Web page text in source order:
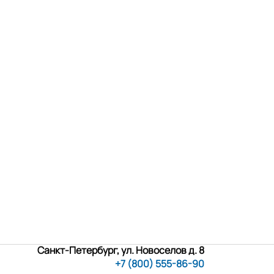
Санкт-Петербург, ул. Новоселов д. 8
+7 (800) 555-86-90